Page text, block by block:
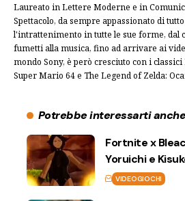
Laureato in Lettere Moderne e in
Spettacolo, da sempre appassionato di
l'intrattenimento in tutte le sue forme, dal
fumetti alla musica, fino ad arrivare ai
mondo Sony, è però cresciuto con i
Super Mario 64 e The Legend of Zelda:
Potrebbe interessarti
Fortnite x
Yoruichi e
VIDEOGIOCHI